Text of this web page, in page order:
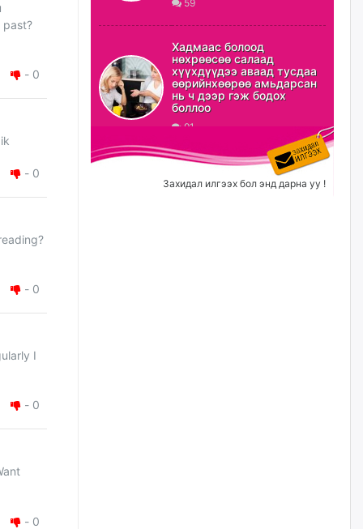
past?
- 0
- 0
- 0
I
- 0
- 0
ХЗДХ-ын сайд С.Амарсайхан:
Авлигаар авсан хөрөнгийг
хурааж, нийгмийн сайн
сайхны хөгжилд зориулах
бөгөөд үүнийг хэд хэдэн эрх
бүхий байгууллагаас санал авна
өчигдѳр
Шатахууныг олдож байгаа
газраас нь л авч байна. Үнэ
тарифаас илүү хангамж дээр
анхаарч байна
59
Хадмаас болоод
нөхрөөсөө салаад
хүүхдүүдээ аваад тусдаа
өөрийнхөөрөө амьдарсан
нь ч дээр гэж бодох
боллоо
91
Захидал илгээх бол энд дарна уу !